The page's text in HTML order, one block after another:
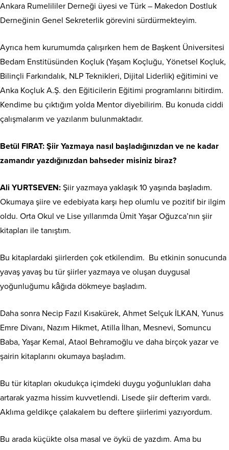
Ankara Rumelililer Derneği üyesi ve Türk – Makedon Dostluk
Derneğinin Genel Sekreterlik görevini sürdürmekteyim.
Ayrıca hem kurumumda çalışırken hem de Başkent Üniversitesi
Bedam Enstitüsünden Koçluk (Yaşam Koçluğu, Yönetsel Koçluk,
Bilinçli Farkındalık, NLP Teknikleri, Dijital Liderlik) eğitimini ve
Anka Koçluk A.Ş. den Eğiticilerin Eğitimi programlarını bitirdim.
Kendime bu çıktığım yolda Mentor diyebilirim. Bu konuda ciddi
çalışmalarım ve yazılarım bulunmaktadır.
Betül FIRAT: Şiir Yazmaya nasıl başladığınızdan ve ne kadar
zamandır yazdığınızdan bahseder misiniz biraz?
Ali YURTSEVEN: Şiir yazmaya yaklaşık 10 yaşında başladım.
Okumaya şiire ve edebiyata karşı hep olumlu ve pozitif bir ilgim
oldu. Orta Okul ve Lise yıllarımda Ümit Yaşar Oğuzca’nın şiir
kitapları ile tanıştım.
Bu kitaplardaki şiirlerden çok etkilendim. Bu etkinin sonucunda
yavaş yavaş bu tür şiirler yazmaya ve oluşan duygusal
yoğunluğumu kâğıda dökmeye başladım.
Daha sonra Necip Fazıl Kısakürek, Ahmet Selçuk İLKAN, Yunus
Emre Divanı, Nazım Hikmet, Atilla İlhan, Mesnevi, Somuncu
Baba, Yaşar Kemal, Ataol Behramoğlu ve daha birçok yazar ve
şairin kitaplarını okumaya başladım.
Bu tür kitapları okudukça içimdeki duygu yoğunlukları daha
artarak yazma hissim kuvvetlendi. Lisede şiir defterim vardı.
Aklıma geldikçe çalakalem bu deftere şiirlerimi yazıyordum.
Bu arada küçükte olsa masal ve öykü de yazdım. Ama bu